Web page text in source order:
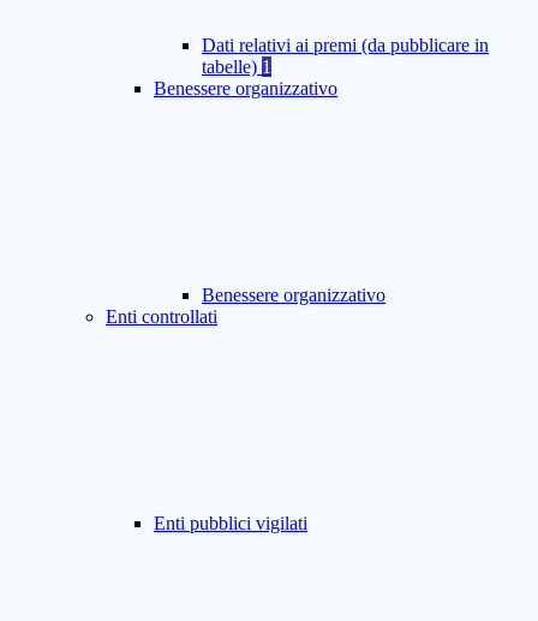
Dati relativi ai premi (da pubblicare in
tabelle) 1
Benessere organizzativo
Benessere organizzativo
Enti controllati
Enti pubblici vigilati